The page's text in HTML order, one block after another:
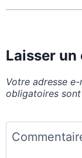
Laisser
Votre adresse
obligatoires